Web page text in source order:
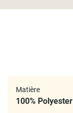
Matière
100% Polyester